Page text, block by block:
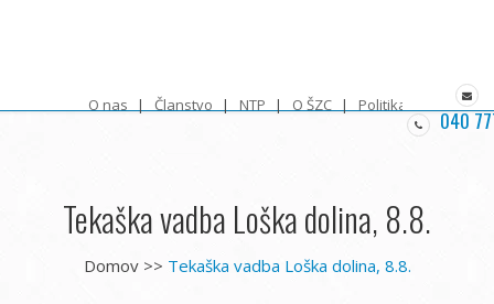
O nas Članstvo NTP O ŠZC Politika zasebnosti
040
Tekaška vadba Loška dolina, 8.8.
Domov >> Tekaška vadba Loška dolina, 8.8.